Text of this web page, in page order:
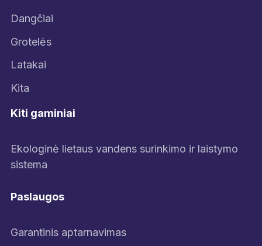
Dangčiai
Grotelės
Latakai
Kita
Kiti gaminiai
Ekologinė lietaus vandens surinkimo ir laistymo
sistema
Paslaugos
Garantinis aptarnavimas